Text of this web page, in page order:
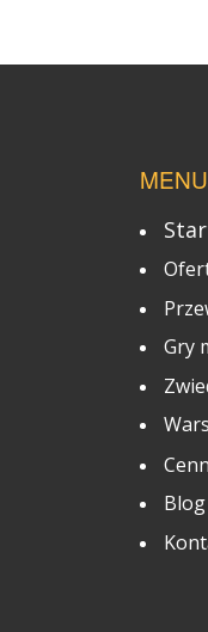
MENU
Gry
Blog